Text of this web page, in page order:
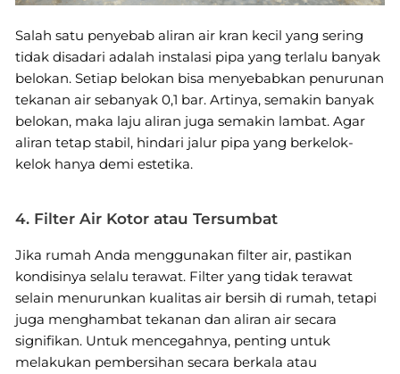
Salah satu penyebab aliran air kran kecil yang sering
tidak disadari adalah instalasi pipa yang terlalu banyak
belokan. Setiap belokan bisa menyebabkan penurunan
tekanan air sebanyak 0,1 bar. Artinya, semakin banyak
belokan, maka laju aliran juga semakin lambat. Agar
aliran tetap stabil, hindari jalur pipa yang berkelok-
kelok hanya demi estetika.
4. Filter Air Kotor atau Tersumbat
Jika rumah Anda menggunakan filter air, pastikan
kondisinya selalu terawat. Filter yang tidak terawat
selain menurunkan kualitas air bersih di rumah, tetapi
juga menghambat tekanan dan aliran air secara
signifikan. Untuk mencegahnya, penting untuk
melakukan pembersihan secara berkala atau